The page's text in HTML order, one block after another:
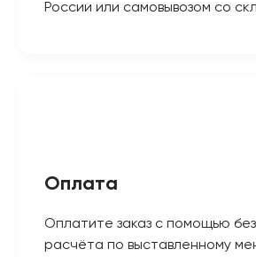
России или самовывозом со
Оплата
Оплатите заказ с помощью
расчёта по выставленному